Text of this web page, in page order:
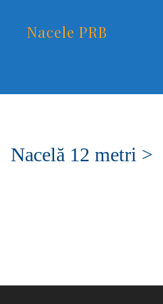
Nacele PRB
Nacelă 12 metri >